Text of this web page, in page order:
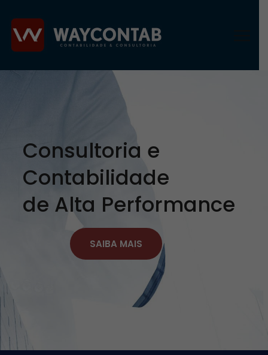
Consultoria e
Contabilidade
de Alta Performance
SAIBA MAIS